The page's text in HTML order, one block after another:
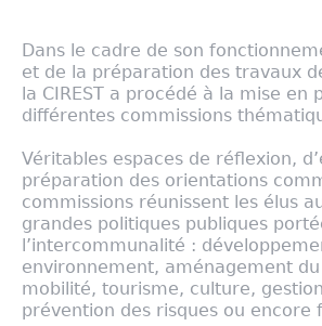
Dans le cadre de son
et de la préparation des travaux
la CIREST a procédé à la mise en
différentes commissions
Véritables espaces de réflexion,
préparation des orientations
commissions réunissent les élus
grandes politiques publiques
l’intercommunalité :
environnement, aménagement
mobilité, tourisme, culture,
prévention des risques ou encore